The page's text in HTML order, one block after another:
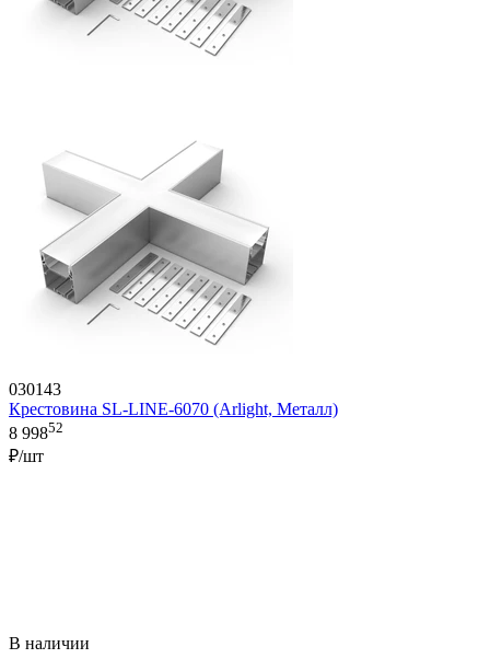
030143
Крестовина SL-LINE-6070 (Arlight, Металл)
8 99852
₽/шт
В наличии